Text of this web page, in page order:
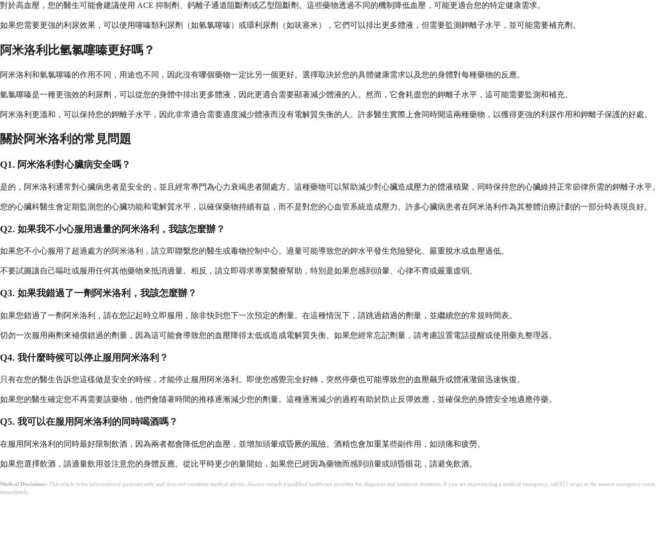
對於高血壓，您的醫生可能會建議使用 ACE 抑制劑、鈣離子通道阻斷劑或乙型阻斷劑。這些藥物透過不同的機制降低血壓，可能更適合您的特定健康需求。
如果您需要更強的利尿效果，可以使用噻嗪類利尿劑（如氫氯噻嗪）或環利尿劑（如呋塞米），它們可以排出更多體液，但需要監測鉀離子水平，並可能需要補充劑。
阿米洛利比氫氯噻嗪更好嗎？
阿米洛利和氫氯噻嗪的作用不同，用途也不同，因此沒有哪個藥物一定比另一個更好。選擇取決於您的具體健康需求以及您的身體對每種藥物的反應。
氫氯噻嗪是一種更強效的利尿劑，可以從您的身體中排出更多體液，因此更適合需要顯著減少體液的人。然而，它會耗盡您的鉀離子水平，這可能需要監測和補充。
阿米洛利更溫和，可以保持您的鉀離子水平，因此非常適合需要適度減少體液而沒有電解質失衡的人。許多醫生實際上會同時開這兩種藥物，以獲得更強的利尿作用和鉀離子保護的好處。
關於阿米洛利的常見問題
Q1. 阿米洛利對心臟病安全嗎？
是的，阿米洛利通常對心臟病患者是安全的，並且經常專門為心力衰竭患者開處方。這種藥物可以幫助減少對心臟造成壓力的體液積聚，同時保持您的心臟維持正常節律所需的鉀離子水平。
您的心臟科醫生會定期監測您的心臟功能和電解質水平，以確保藥物持續有益，而不是對您的心血管系統造成壓力。許多心臟病患者在阿米洛利作為其整體治療計劃的一部分時表現良好。
Q2. 如果我不小心服用過量的阿米洛利，我該怎麼辦？
如果您不小心服用了超過處方的阿米洛利，請立即聯繫您的醫生或毒物控制中心。過量可能導致您的鉀水平發生危險變化、嚴重脫水或血壓過低。
不要試圖讓自己嘔吐或服用任何其他藥物來抵消過量。相反，請立即尋求專業醫療幫助，特別是如果您感到頭暈、心律不齊或嚴重虛弱。
Q3. 如果我錯過了一劑阿米洛利，我該怎麼辦？
如果您錯過了一劑阿米洛利，請在您記起時立即服用，除非快到您下一次預定的劑量。在這種情況下，請跳過錯過的劑量，並繼續您的常規時間表。
切勿一次服用兩劑來補償錯過的劑量，因為這可能會導致您的血壓降得太低或造成電解質失衡。如果您經常忘記劑量，請考慮設置電話提醒或使用藥丸整理器。
Q4. 我什麼時候可以停止服用阿米洛利？
只有在您的醫生告訴您這樣做是安全的時候，才能停止服用阿米洛利。即使您感覺完全好轉，突然停藥也可能導致您的血壓飆升或體液潴留迅速恢復。
如果您的醫生確定您不再需要該藥物，他們會隨著時間的推移逐漸減少您的劑量。這種逐漸減少的過程有助於防止反彈效應，並確保您的身體安全地適應停藥。
Q5. 我可以在服用阿米洛利的同時喝酒嗎？
在服用阿米洛利的同時最好限制飲酒，因為兩者都會降低您的血壓，並增加頭暈或昏厥的風險。酒精也會加重某些副作用，如頭痛和疲勞。
如果您選擇飲酒，請適量飲用並注意您的身體反應。從比平時更少的量開始，如果您已經因為藥物而感到頭暈或頭昏眼花，請避免飲酒。
Medical Disclaimer: This article is for informational purposes only and does not constitute medical advice. Always consult a qualified healthcare provider for diagnosis and treatment decisions. If you are experiencing a medical emergency, call 911 or go to the nearest emergency room
immediately.